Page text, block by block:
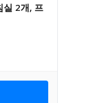
실 2개, 프